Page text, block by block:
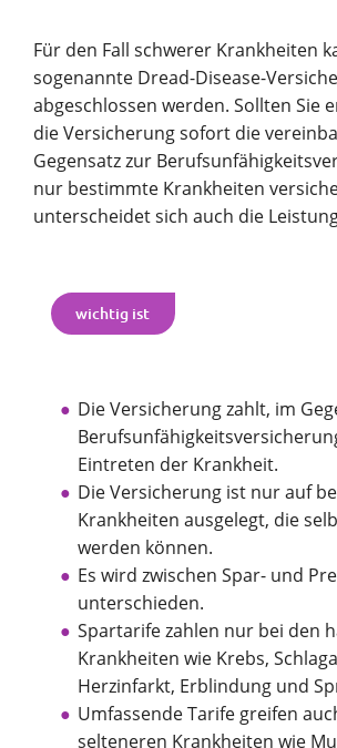
Für den Fall schwerer Krankheiten
sogenannte Dread-Disease-
abgeschlossen werden. Sollten Sie
die Versicherung sofort die
Gegensatz zur
nur bestimmte Krankheiten
unterscheidet sich auch die
wichtig ist
Die Versicherung zahlt, im
Eintreten der Krankheit.
Die Versicherung ist nur auf
Krankheiten ausgelegt, die
werden können.
Es wird zwischen Spar- und
unterschieden.
Spartarife zahlen nur bei den
Krankheiten wie Krebs,
Herzinfarkt, Erblindung und
Umfassende Tarife greifen
selteneren Krankheiten wie